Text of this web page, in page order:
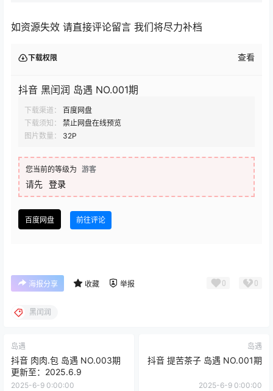
如资源失效 请直接评论留言 我们将尽力补档
下载权限 查看
抖音 黑闰润 岛遇 NO.001期
下载渠道：
百度网盘
下载须知：
禁止网盘在线预览
图片数量：
32P
您当前的等级为 游客
请先 登录
百度网盘 前往评论
海报分享 收藏 举报 0 0
黑闰润
岛遇
抖音 肉肉.包 岛遇 NO.003期
更新至：2025.6.9
2025-6-9 0:00:00
岛遇
抖音 提苦茶子 岛遇 NO.001期
2025-6-9 0:00:00